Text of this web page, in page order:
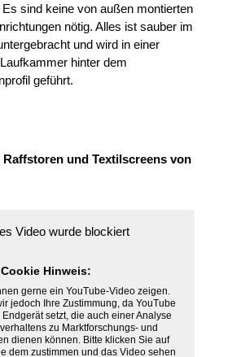
sind keine von außen montierten
nötig. Alles ist sauber im
und wird in einer
hinter dem
geführt.
und Textilscreens von
Cookie Hinweis:
gerne ein YouTube-Video zeigen.
jedoch Ihre Zustimmung, da YouTube
setzt, die auch einer Analyse
zu Marktforschungs- und
dienen können. Bitte klicken Sie auf
dem zustimmen und das Video sehen